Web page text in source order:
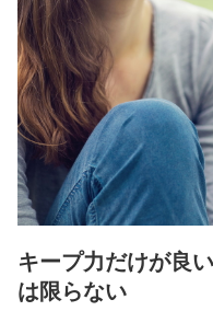
キープ力だけが良
は限らない